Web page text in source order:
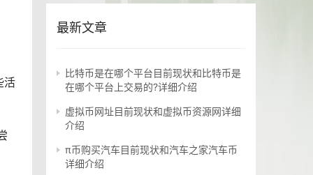
活
最新文章
比特币是在哪个平台目前现状和比特币是
在哪个平台上交易的?详细介绍
虚拟币网址目前现状和虚拟币资源网详细
介绍
π币购买汽车目前现状和汽车之家汽车币
详细介绍